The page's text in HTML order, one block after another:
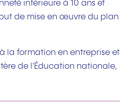
inférieure à 10 ans et
de mise en œuvre du plan
la formation en entreprise et
de l'Éducation nationale,